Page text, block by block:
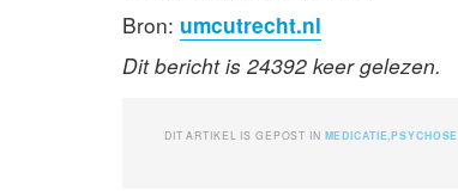
Bron: umcutrecht.nl
Dit bericht is 24392 keer gelezen.
DIT ARTIKEL IS GEPOST IN MEDICATIE ,PSYCHOSE